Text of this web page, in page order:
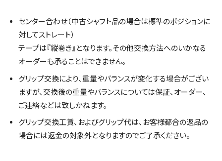
センター合わせ（中古シャフト品の場合は標準のポジションに
対してストレート）
テープは『縦巻き』となります。その他交換方法へのいかなる
オーダーも承ることはできません。
グリップ交換により、重量やバランスが変化する場合がござい
ますが、交換後の重量やバランスについては保証、オーダー、
ご連絡などは致しかねます。
グリップ交換工賃、およびグリップ代は、お客様都合の返品の
場合には返金の対象外となりますのでご了承ください。